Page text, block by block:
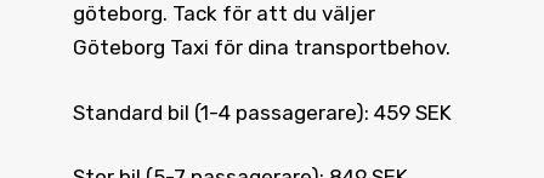
göteborg. Tack för att du väljer
Göteborg Taxi för dina transportbehov.
Standard bil (1-4 passagerare): 459 SEK